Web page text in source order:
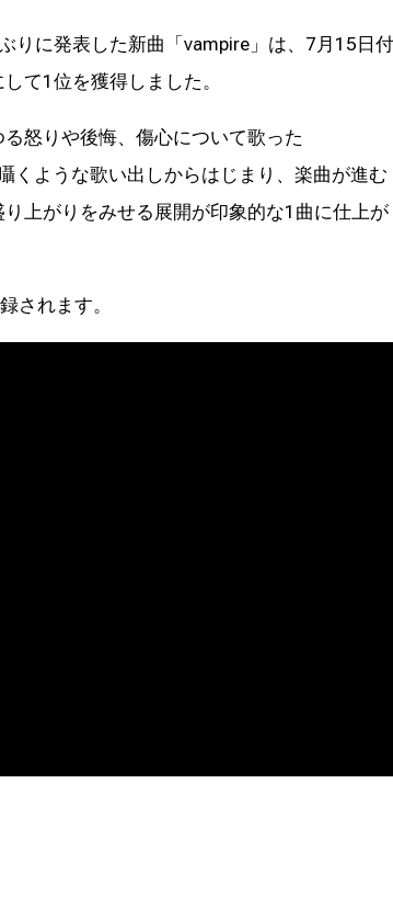
りに発表した新曲「vampire」は、7月15日付
て1位を獲得しました。
怒りや後悔、傷心について歌った
くような歌い出しからはじまり、楽曲が進む
上がりをみせる展開が印象的な1曲に仕上が
されます。